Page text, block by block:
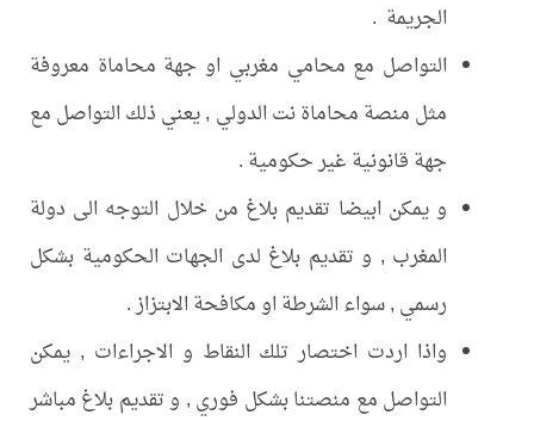
الجريمة .
التواصل مع محامي مغربي او جهة محاماة معروفة
مثل منصة محاماة نت الدولي , يعني ذلك التواصل مع
جهة قانونية غير حكومية .
و يمكن ابيضا تقديم بلاغ من خلال التوجه الى دولة
المغرب , و تقديم بلاغ لدى الجهات الحكومية بشكل
رسمي , سواء الشرطة او مكافحة الابتزاز .
واذا اردت اختصار تلك النقاط و الاجراءات , يمكن
التواصل مع منصتنا بشكل فوري , و تقديم بلاغ مباشر